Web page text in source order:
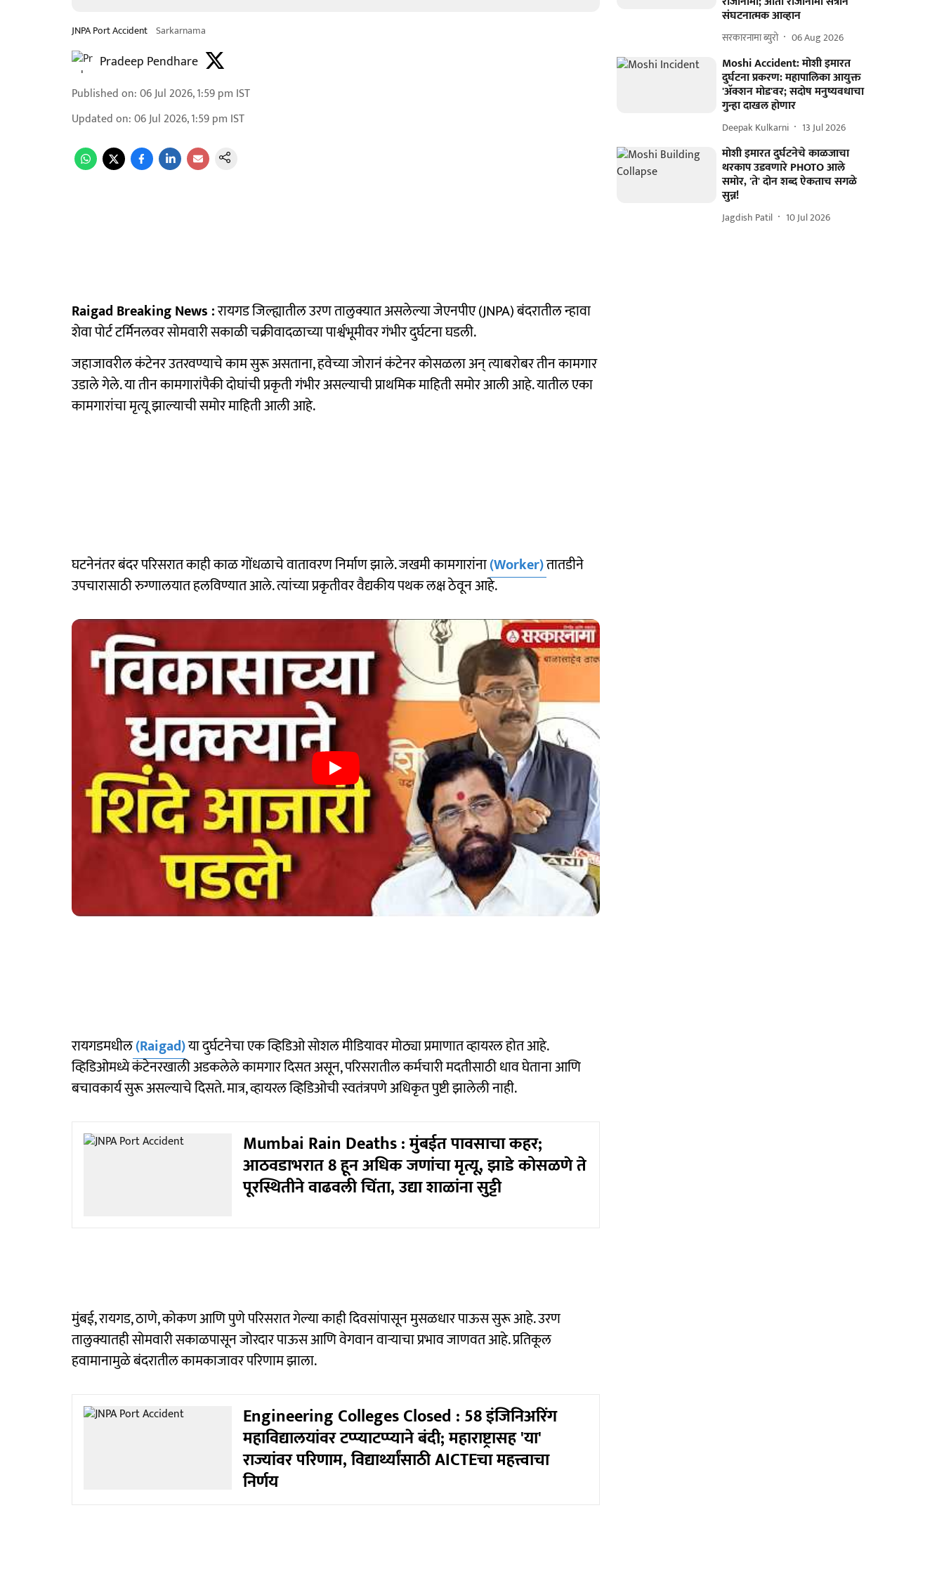
JNPA Port Accident Sarkarnama
Pradeep Pendhare
Published on:06 Jul 2026, 1:59 pm IST
Updated on:06 Jul 2026, 1:59 pm IST
Raigad Breaking News :रायगड जिल्ह्यातील उरण तालुक्यात असलेल्या जेएनपीए (JNPA) बंदरातील न्हावा
शेवा पोर्ट टर्मिनलवर सोमवारी सकाळी चक्रीवादळाच्या पार्श्वभूमीवर गंभीर दुर्घटना घडली.
जहाजावरील कंटेनर उतरवण्याचे काम सुरू असताना, हवेच्या जोरानं कंटेनर कोसळला अन् त्याबरोबर तीन कामगार
उडाले गेले. या तीन कामगारांपैकी दोघांची प्रकृती गंभीर असल्याची प्राथमिक माहिती समोर आली आहे. यातील एका
कामगारांचा मृत्यू झाल्याची समोर माहिती आली आहे.
घटनेनंतर बंदर परिसरात काही काळ गोंधळाचे वातावरण निर्माण झाले. जखमी कामगारांना(Worker)तातडीने
उपचारासाठी रुग्णालयात हलविण्यात आले. त्यांच्या प्रकृतीवर वैद्यकीय पथक लक्ष ठेवून आहे.
रायगडमधील(Raigad)या दुर्घटनेचा एक व्हिडिओ सोशल मीडियावर मोठ्या प्रमाणात व्हायरल होत आहे.
व्हिडिओमध्ये कंटेनरखाली अडकलेले कामगार दिसत असून, परिसरातील कर्मचारी मदतीसाठी धाव घेताना आणि
बचावकार्य सुरू असल्याचे दिसते. मात्र, व्हायरल व्हिडिओची स्वतंत्रपणे अधिकृत पुष्टी झालेली नाही.
Mumbai Rain Deaths : मुंबईत पावसाचा कहर;
आठवडाभरात 8 हून अधिक जणांचा मृत्यू, झाडे कोसळणे ते
पूरस्थितीने वाढवली चिंता, उद्या शाळांना सुट्टी
मुंबई, रायगड, ठाणे, कोकण आणि पुणे परिसरात गेल्या काही दिवसांपासून मुसळधार पाऊस सुरू आहे. उरण
तालुक्यातही सोमवारी सकाळपासून जोरदार पाऊस आणि वेगवान वाऱ्याचा प्रभाव जाणवत आहे. प्रतिकूल
हवामानामुळे बंदरातील कामकाजावर परिणाम झाला.
Engineering Colleges Closed : 58 इंजिनिअरिंग
महाविद्यालयांवर टप्प्याटप्प्याने बंदी; महाराष्ट्रासह 'या'
राज्यांवर परिणाम, विद्यार्थ्यांसाठी AICTEचा महत्त्वाचा
निर्णय
संघटनात्मक आव्हान
सरकारनामा ब्युरो 06 Aug 2026
Moshi Accident: मोशी इमारत
दुर्घटना प्रकरण: महापालिका आयुक्त
'अ‍ॅक्शन मोड'वर; सदोष मनुष्यवधाचा
गुन्हा दाखल होणार
Deepak Kulkarni 13 Jul 2026
मोशी इमारत दुर्घटनेचे काळजाचा
थरकाप उडवणारे PHOTO आले
समोर, 'ते' दोन शब्द ऐकताच सगळे
सुन्न!
Jagdish Patil 10 Jul 2026